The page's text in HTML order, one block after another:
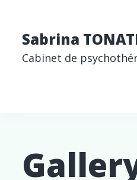
Sabrina
Cabinet de